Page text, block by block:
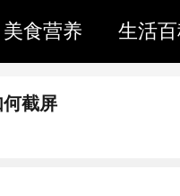
美食营养 生活
截屏